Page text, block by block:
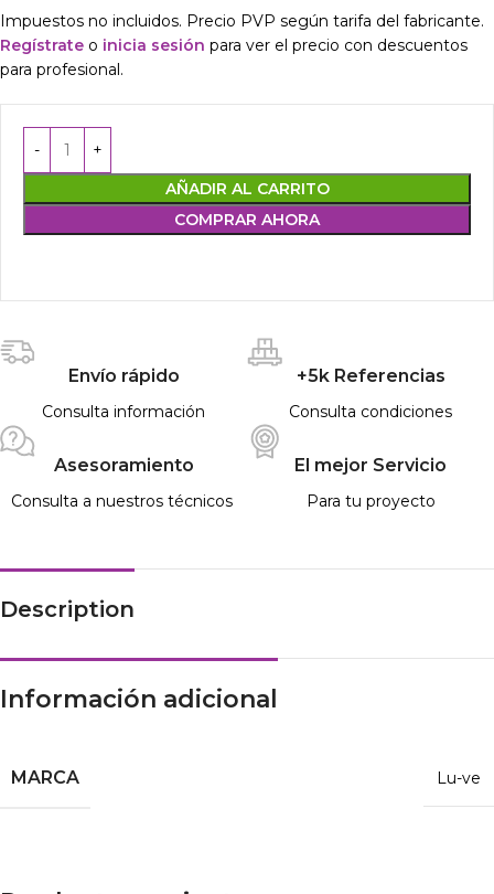
Impuestos no incluidos. Precio PVP según tarifa del fabricante.
Regístrate o inicia sesión para ver el precio con descuentos
para profesional.
AÑADIR AL CARRITO
COMPRAR AHORA
Envío rápido
Consulta información
+5k Referencias
Consulta condiciones
Asesoramiento
Consulta a nuestros técnicos
El mejor Servicio
Para tu proyecto
Description
Información adicional
MARCA Lu-ve